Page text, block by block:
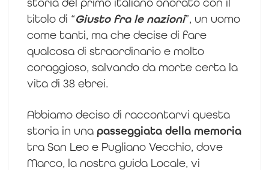
titolo di “Giusto fra le nazioni”, un uomo
come tanti, ma che decise di fare
qualcosa di straordinario e molto
coraggioso, salvando da morte certa la
vita di 38 ebrei.
Abbiamo deciso di raccontarvi questa
storia in una passeggiata della memoria
tra San Leo e Pugliano Vecchio, dove
Marco, la nostra guida Locale, vi